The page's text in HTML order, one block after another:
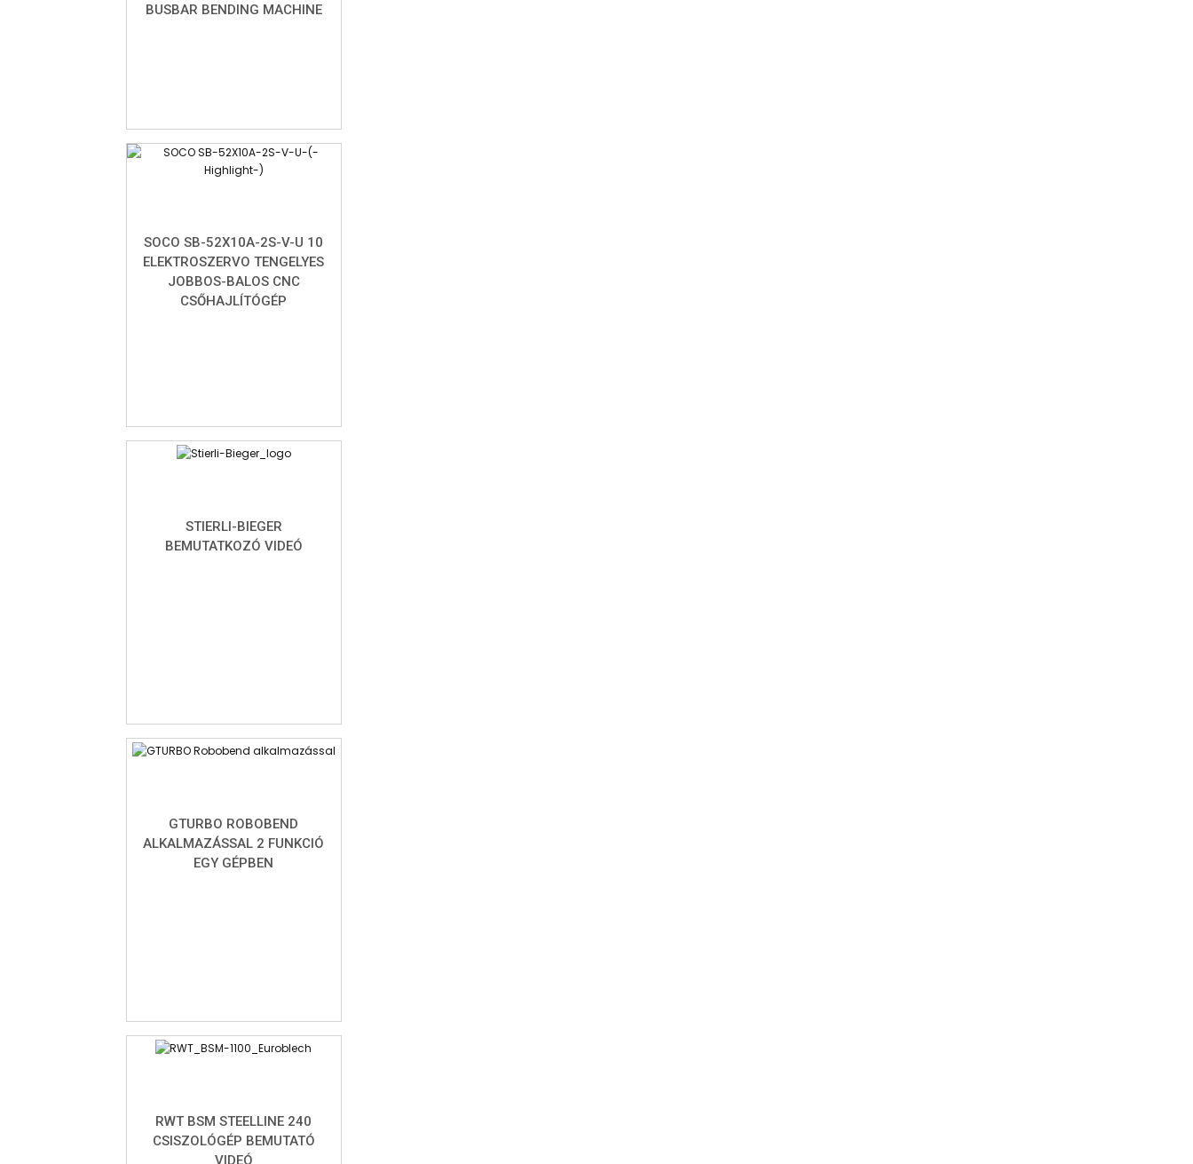
BUSBAR BENDING MACHINE
SOCO SB-52X10A-2S-V-U 10
ELEKTROSZERVO TENGELYES
JOBBOS-BALOS CNC
CSŐHAJLÍTÓGÉP
STIERLI-BIEGER
BEMUTATKOZÓ VIDEÓ
GTURBO ROBOBEND
ALKALMAZÁSSAL 2 FUNKCIÓ
EGY GÉPBEN
RWT BSM STEELLINE 240
CSISZOLÓGÉP BEMUTATÓ
VIDEÓ